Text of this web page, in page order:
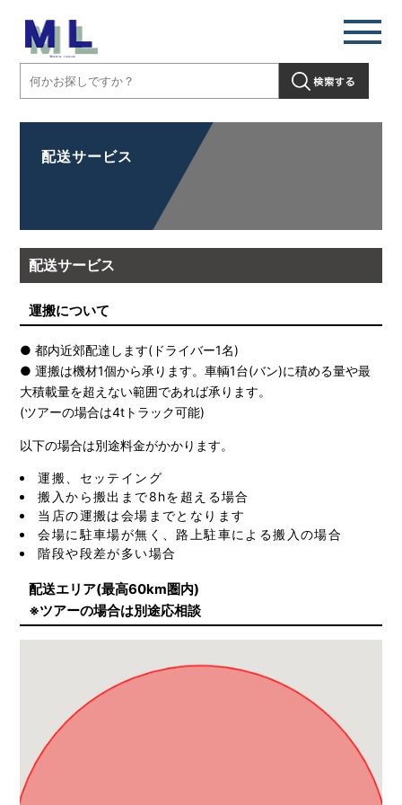
配送サービス
配送サービス
運搬について
● 都内近郊配達します(ドライバー1名)
● 運搬は機材1個から承ります。車輌1台(バン)に積める量や最
大積載量を超えない範囲であれば承ります。
(ツアーの場合は4tトラック可能)
以下の場合は別途料金がかかります。
運搬、セッテイング
搬入から搬出まで8hを超える場合
当店の運搬は会場までとなります
会場に駐車場が無く、路上駐車による搬入の場合
階段や段差が多い場合
配送エリア(最高60km圏内)
※ツアーの場合は別途応相談